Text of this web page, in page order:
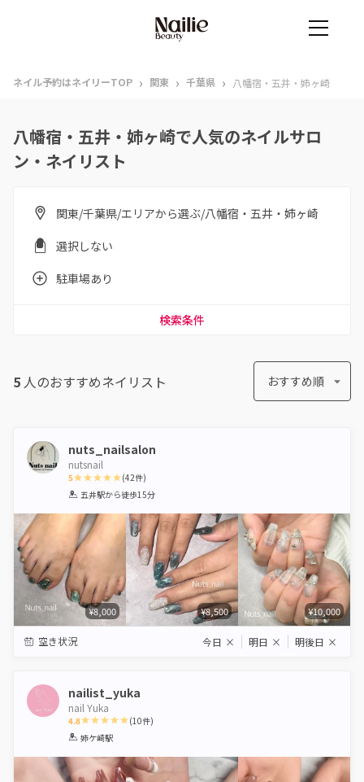
ネイル予約はネイリーTOP › 関東 › 千葉県 › 八幡宿・五井・姉ヶ崎
八幡宿・五井・姉ヶ崎で人気のネイルサロ
ン・ネイリスト
関東/千葉県/エリアから選ぶ/八幡宿・五井・姉ヶ崎
選択しない
駐車場あり
検索条件
5 人のおすすめネイリスト おすすめ順
nuts_nailsalon
nutsnail
5
1 2 3 4 5
(42件)
五井駅から徒歩15分
¥8,000 ¥8,500 ¥10,000
空き状況 今日 × 明日 × 明後日 ×
nailist_yuka
nail Yuka
4.8
1 2 3 4
(10件)
姉ケ崎駅